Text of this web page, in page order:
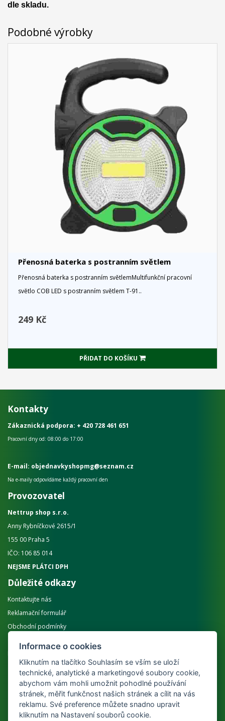
dle skladu.
Podobné výrobky
Přenosná baterka s postranním světlem
Přenosná baterka s postranním světlem Multifunkční pracovní
světlo COB LED s postranním světlem T-91..
249 Kč
PŘIDAT DO KOŠÍKU
Kontakty
Zákaznická podpora: + 420 728 461 651
Pracovní dny od: 08:00 do 17:00
E-mail: objednavkyshopmg@seznam.cz
Na e-maily odpovídáme každý pracovní den
Provozovatel
Nettrup shop s.r.o.
Anny Rybníčkové 2615/1
155 00 Praha 5
IČO: 106 85 014
NEJSME PLÁTCI DPH
Důležité odkazy
Kontaktujte nás
Reklamační formulář
Obchodní podmínky
Příjmáme online platby
Informace o cookies
Kliknutím na tlačítko Souhlasím se vším se uloží
technické, analytické a marketingové soubory cookie,
abychom vám mohli umožnit pohodlné používání
stránek, měřit funkčnost našich stránek a cílit na vás
reklamu. Své preference můžete snadno upravit
kliknutím na Nastavení souborů cookie.